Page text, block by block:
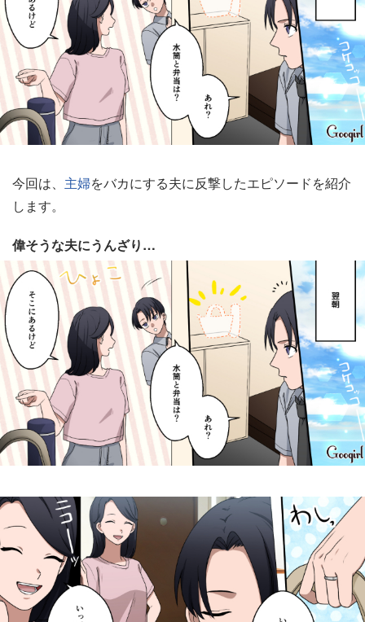
今回は、 主婦をバカにする夫に反撃したエピソードを紹介
します。
偉そうな夫にうんざり…